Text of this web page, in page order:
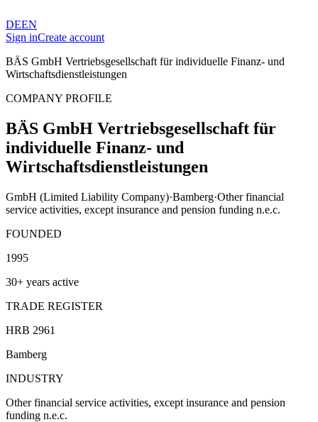
DEEN
Sign inCreate account
BÄS GmbH Vertriebsgesellschaft für individuelle Finanz- und
Wirtschaftsdienstleistungen
COMPANY PROFILE
BÄS GmbH Vertriebsgesellschaft für
individuelle Finanz- und
Wirtschaftsdienstleistungen
GmbH (Limited Liability Company)·Bamberg·Other financial
service activities, except insurance and pension funding n.e.c.
FOUNDED
1995
30+ years active
TRADE REGISTER
HRB 2961
Bamberg
INDUSTRY
Other financial service activities, except insurance and pension
funding n.e.c.